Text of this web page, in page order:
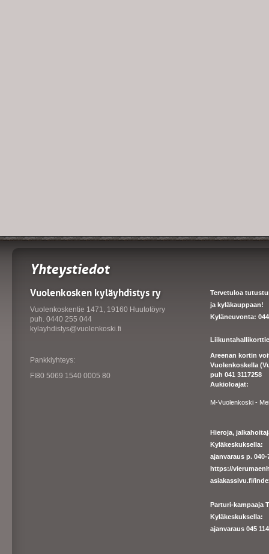
Yhteystiedot
Vuolenkosken kyläyhdistys ry
Vuolenkoskentie 1471, 19160 Huutotöyry
puh. 0440 255 044
kylayhdistys@vuolenkoski.fi
Pankkiyhteys:
FI80 5069 1540 0005 80
Tervetuloa
ja kyläkauppaan!
Kyläneuvonta: 044
Areenan kortin
Vuolenkoskella
puh 041 3117258
Aukioloajat:
M-Vuolenkoski -
Hieroja,
Kyläkeskuksella:
ajanvaraus p.
https://
asiakassivu.fi/
Parturi-kampaaja
Kyläkeskuksella:
ajanvaraus 045